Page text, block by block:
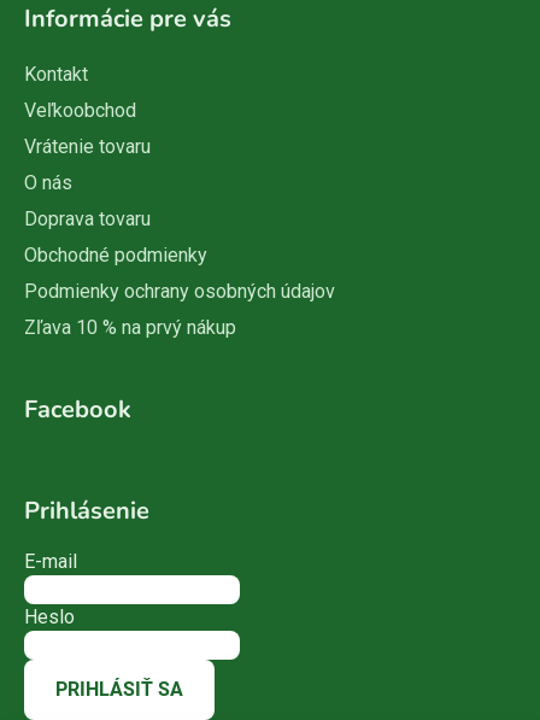
Informácie pre vás
Kontakt
Veľkoobchod
Vrátenie tovaru
O nás
Doprava tovaru
Obchodné podmienky
Podmienky ochrany osobných údajov
Zľava 10 % na prvý nákup
Facebook
Prihlásenie
E-mail
Heslo
PRIHLÁSIŤ SA